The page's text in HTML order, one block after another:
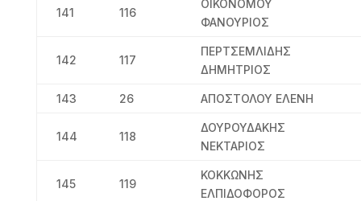
141 116
ΟΙΚΟΝΟΜΟΥ
ΦΑΝΟΥΡΙΟΣ
142 117
ΠΕΡΤΣΕΜΛΙΔΗΣ
ΔΗΜΗΤΡΙΟΣ
143 26 ΑΠΟΣΤΟΛΟΥ ΕΛΕΝΗ
144 118
ΔΟΥΡΟΥΔΑΚΗΣ
ΝΕΚΤΑΡΙΟΣ
145 119
ΚΟΚΚΩΝΗΣ
ΕΛΠΙΔΟΦΟΡΟΣ